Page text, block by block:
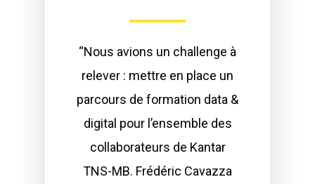
“Nous avions un challenge à
relever : mettre en place un
parcours de formation data &
digital pour l’ensemble des
collaborateurs de Kantar
TNS-MB. Frédéric Cavazza